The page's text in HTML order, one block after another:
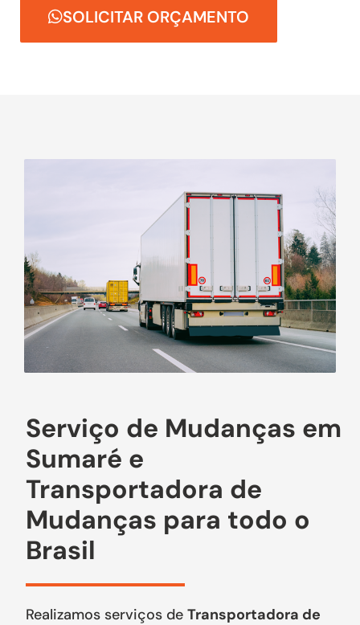
SOLICITAR ORÇAMENTO
Serviço de Mudanças em
Sumaré e
Transportadora de
Mudanças para todo o
Brasil
Realizamos serviços de Transportadora de